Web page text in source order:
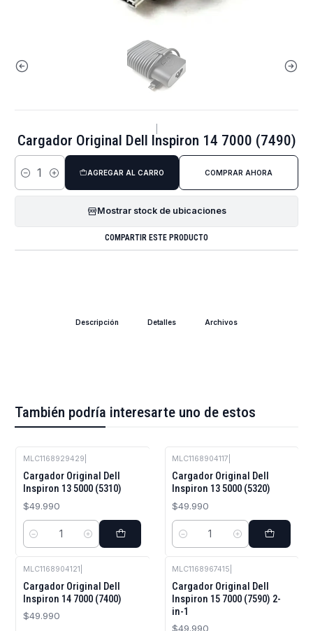
Cargador Original Dell Inspiron 14 7000 (7490)
Cantidad
AGREGAR AL CARRO COMPRAR AHORA
Mostrar stock de ubicaciones
COMPARTIR ESTE PRODUCTO
Descripción Detalles Archivos
También podría interesarte uno de estos
MLC1168929429
Cargador Original Dell
Inspiron 13 5000 (5310)
$49.990
Cantidad
MLC1168904117
Cargador Original Dell
Inspiron 13 5000 (5320)
$49.990
Cantidad
MLC1168904121
Cargador Original Dell
Inspiron 14 7000 (7400)
$49.990
MLC1168967415
Cargador Original Dell
Inspiron 15 7000 (7590) 2-
in-1
$49.990